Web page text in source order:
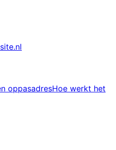
site.nl
oppasadresHoe werkt het